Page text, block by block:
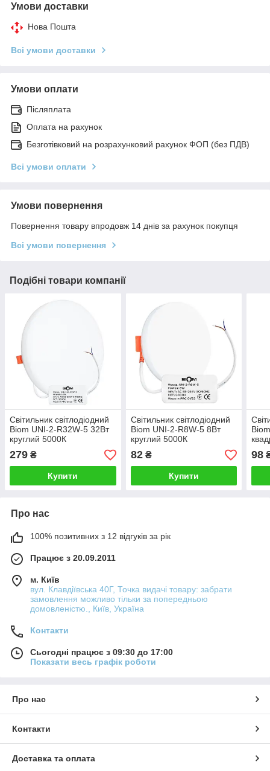
Умови доставки
Нова Пошта
Всі умови доставки
Умови оплати
Післяплата
Оплата на рахунок
Безготівковий на розрахунковий рахунок ФОП (без ПДВ)
Всі умови оплати
Умови повернення
Повернення товару впродовж 14 днів за рахунок покупця
Всі умови повернення
Подібні товари компанії
Світильник світлодіодний
Biom UNI-2-R32W-5 32Вт
круглий 5000К
279 ₴
Купити
Світильник світлодіодний
Biom UNI-2-R8W-5 8Вт
круглий 5000К
82₴
Купити
98
Про нас
100% позитивних з 12 відгуків за рік
Працює з 20.09.2011
м. Київ
вул. Клавдіївська 40Г, Точка видачі товару: забрати
замовлення можливо тільки за попередньою
домовленістю., Київ, Україна
Контакти
Сьогодні працює з 09:30 до 17:00
Показати весь графік роботи
Про нас
Контакти
Доставка та оплата